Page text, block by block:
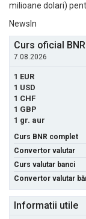
milioane dolari)
NewsIn
Curs oficial BNR
7.08.2026
1 EUR
1 USD
1 CHF
1 GBP
1 gr. aur
Curs BNR complet
Convertor valutar
Curs valutar banci
Convertor valutar
Informatii utile